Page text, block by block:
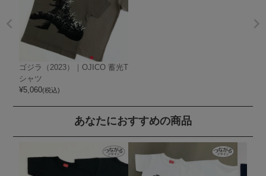
ゴジラ（2023）｜OJICO 蓄光T
シャツ
¥5,060(税込)
あなたにおすすめの商品